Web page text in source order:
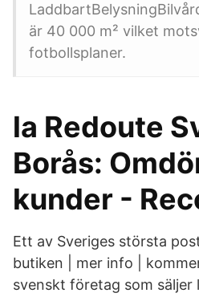
är 40 000 m² vilket
fotbollsplaner.
la Redoute
Borås:
kunder -
Ett av Sveriges största
butiken | mer info |
svenskt företag som säljer